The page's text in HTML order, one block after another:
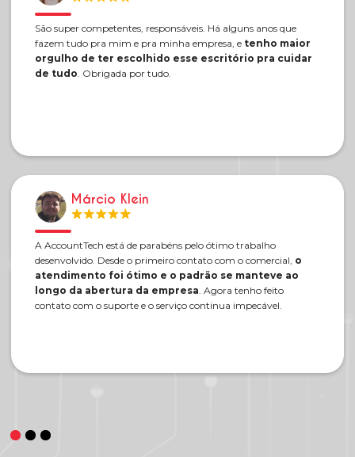
São super competentes, responsáveis. Há alguns anos que
fazem tudo pra mim e pra minha empresa, e tenho maior
orgulho de ter escolhido esse escritório pra cuidar
de tudo . Obrigada por tudo.
Márcio Klein
A AccountTech está de parabéns pelo ótimo trabalho
desenvolvido. Desde o primeiro contato com o comercial, o
atendimento foi ótimo e o padrão se manteve ao
longo da abertura da empresa . Agora tenho feito
contato com o suporte e o serviço continua impecável.